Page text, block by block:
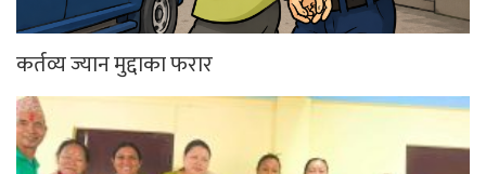
कर्तव्य ज्यान मुद्दाका फरार